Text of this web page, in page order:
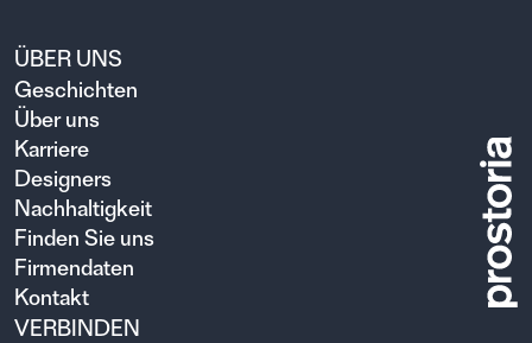
ÜBER UNS
Geschichten
Über uns
Karriere
Designers
Nachhaltigkeit
Finden Sie uns
Firmendaten
Kontakt
VERBINDEN